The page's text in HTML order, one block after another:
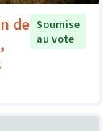
de Soumise
au vote